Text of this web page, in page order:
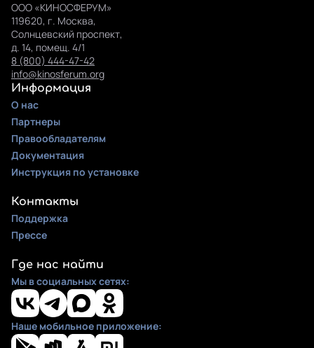
ООО «КИНОСФЕРУМ»
119620, г. Москва,
Солнцевский проспект,
д. 14, помещ. 4/1
8 (800) 444-47-42
info@kinosferum.org
Информация
О нас
Партнеры
Правообладателям
Документация
Инструкция по установке
Контакты
Поддержка
Прессе
Где нас найти
Мы в социальных сетях:
Наше мобильное приложение: